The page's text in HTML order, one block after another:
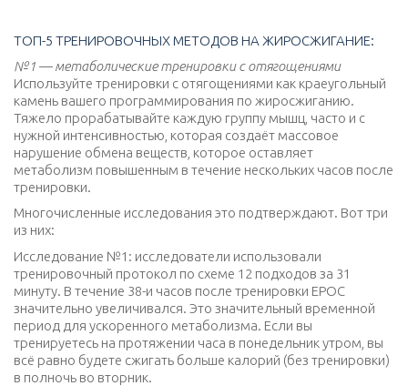
ТОП-5 ТРЕНИРОВОЧНЫХ МЕТОДОВ НА ЖИРОСЖИГАНИЕ:
№1 — метаболические тренировки с отягощениями
Используйте тренировки с отягощениями как краеугольный
камень вашего программирования по жиросжиганию.
Тяжело прорабатывайте каждую группу мышц, часто и с
нужной интенсивностью, которая создаёт массовое
нарушение обмена веществ, которое оставляет
метаболизм повышенным в течение нескольких часов после
тренировки.
Многочисленные исследования это подтверждают. Вот три
из них:
Исследование №1: исследователи использовали
тренировочный протокол по схеме 12 подходов за 31
минуту. В течение 38-и часов после тренировки EPOC
значительно увеличивался. Это значительный временной
период для ускоренного метаболизма. Если вы
тренируетесь на протяжении часа в понедельник утром, вы
всё равно будете сжигать больше калорий (без тренировки)
в полночь во вторник.